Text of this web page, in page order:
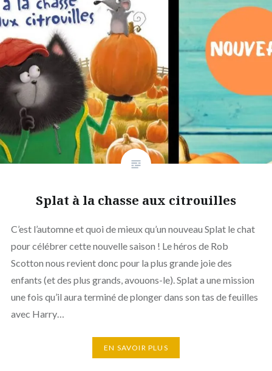
Splat à la chasse aux citrouilles
C’est l’automne et quoi de mieux qu’un nouveau Splat le chat
pour célébrer cette nouvelle saison ! Le héros de Rob
Scotton nous revient donc pour la plus grande joie des
enfants (et des plus grands, avouons-le). Splat a une mission
une fois qu’il aura terminé de plonger dans son tas de feuilles
avec Harry…
EN SAVOIR PLUS